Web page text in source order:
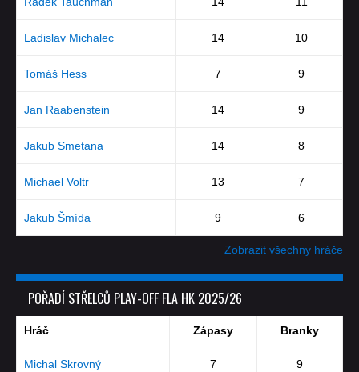
Ladislav Michalec 14 10
Tomáš Hess 7 9
Jan Raabenstein 14 9
Jakub Smetana 14 8
Michael Voltr 13 7
Jakub Šmída 9 6
Zobrazit všechny hráče
POŘADÍ STŘELCŮ PLAY-OFF FLA HK 2025/26
Hráč Zápasy Branky
Michal Skrovný 7 9